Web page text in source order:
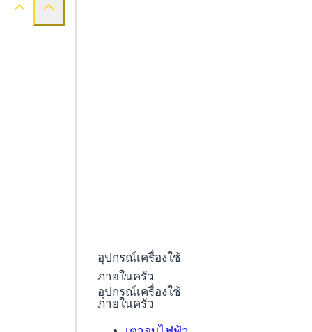
อุปกรณ์เครื่องใช้
ภายในครัว
อุปกรณ์เครื่องใช้
ภายในครัว